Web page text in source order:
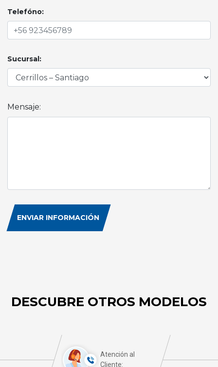
Telefóno:
Sucursal:
Mensaje:
ENVIAR INFORMACIÓN
DESCUBRE OTROS MODELOS
Atención al
Cliente: